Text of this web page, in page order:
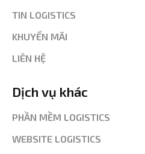
TIN LOGISTICS
KHUYẾN MÃI
LIÊN HỆ
Dịch vụ khác
PHẦN MỀM LOGISTICS
WEBSITE LOGISTICS